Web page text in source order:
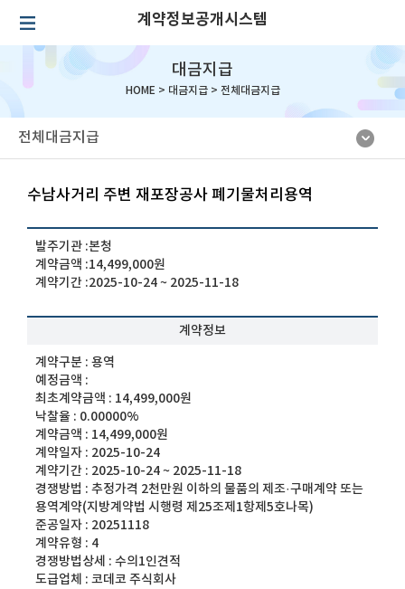
계약정보공개시스템
대금지급
HOME > 대금지급> 전체대금지급
전체대금지급
수남사거리 주변 재포장공사 폐기물처리용역
발주기관 :본청
계약금액 :14,499,000원
계약기간 :2025-10-24 ~ 2025-11-18
계약정보
계약구분 :용역
예정금액 :
최초계약금액 : 14,499,000원
낙찰율 : 0.00000%
계약금액 : 14,499,000원
계약일자 : 2025-10-24
계약기간 : 2025-10-24 ~ 2025-11-18
경쟁방법 :추정가격 2천만원 이하의 물품의 제조·구매계약 또는
용역계약(지방계약법 시행령 제25조제1항제5호나목)
준공일자 : 20251118
계약유형 : 4
경쟁방법상세 :수의1인견적
도급업체 :코데코 주식회사